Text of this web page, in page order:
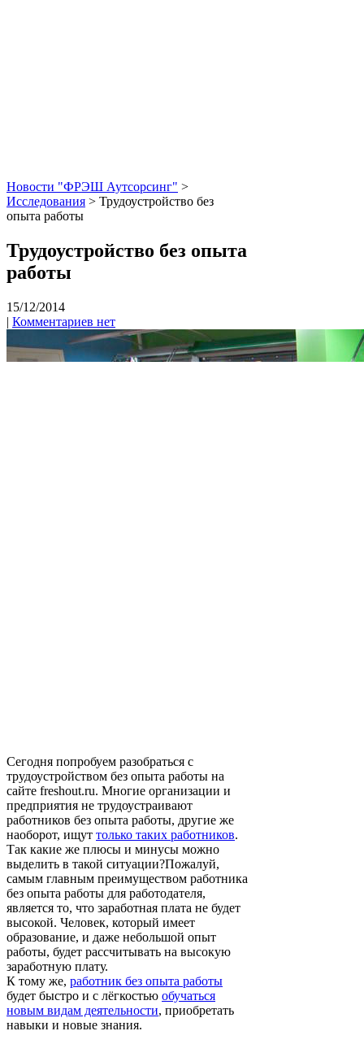
Новости "ФРЭШ Аутсорсинг" >
Исследования > Трудоустройство без
опыта работы
Трудоустройство без опыта
работы
15/12/2014
| Комментариев нет
Сегодня попробуем разобраться с
трудоустройством без опыта работы на
сайте freshout.ru. Многие организации и
предприятия не трудоустраивают
работников без опыта работы, другие же
наоборот, ищут только таких работников.
Так какие же плюсы и минусы можно
выделить в такой ситуации?Пожалуй,
самым главным преимуществом работника
без опыта работы для работодателя,
является то, что заработная плата не будет
высокой. Человек, который имеет
образование, и даже небольшой опыт
работы, будет рассчитывать на высокую
заработную плату.
К тому же, работник без опыта работы
будет быстро и с лёгкостью обучаться
новым видам деятельности, приобретать
навыки и новые знания.